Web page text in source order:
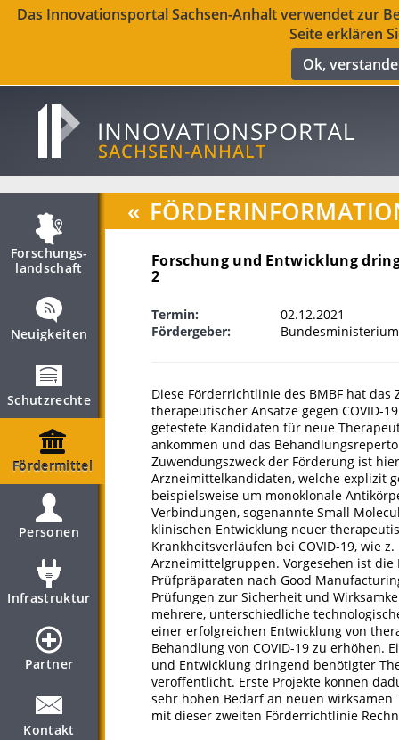
Das Innovationsportal Sachsen-Anhalt verwendet zur
Seite erklären
Ok,
Forschungs­
landschaft
Neuigkeiten
Schutzrechte
Fördermittel
Personen
Infrastruktur
Partner
Kontakt
«
Forschung und Entwicklung
2
Termin:
02.12.2021
Fördergeber:
Diese Förderrichtlinie des BMBF hat
therapeutischer Ansätze gegen COVID-
getestete Kandidaten für neue
ankommen und das
Zuwendungszweck der Förderung ist
Arzneimittelkandidaten, welche explizit
beispielsweise um monoklonale
Verbindungen, sogenannte Small
klinischen Entwicklung neuer
Krankheitsverläufen bei COVID-19, wie
Arzneimittelgruppen. Vorgesehen ist
Prüfpräparaten nach Good
Prüfungen zur Sicherheit und
mehrere, unterschiedliche
einer erfolgreichen Entwicklung von
Behandlung von COVID-19 zu erhöhen.
und Entwicklung dringend benötigter
veröffentlicht. Erste Projekte können
sehr hohen Bedarf an neuen
mit dieser zweiten Förderrichtlinie